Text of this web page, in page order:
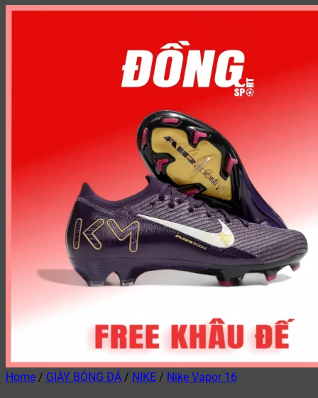
Home / GIÀY BÓNG ĐÁ / NIKE / Nike Vapor 16